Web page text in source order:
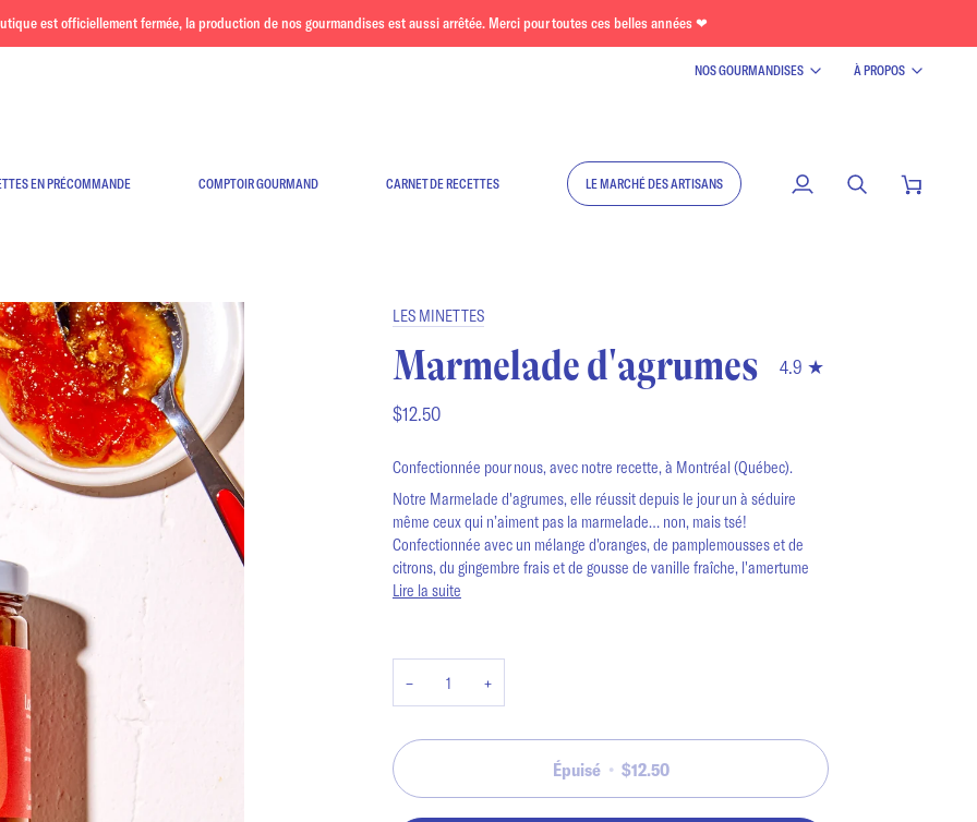
est officiellement fermée, la production de nos gourmandises est aussi arrêtée. Merci pour toutes ces belles années ❤
NOS GOURMANDISES À PROPOS
EN PRÉCOMMANDE COMPTOIR GOURMAND CARNET DE RECETTES LE MARCHÉ DES ARTISANS
Mon
RecherchePanier
LES MINETTES
Marmelade d'agrumes
4.9
$12.50
Confectionnée pour nous, avec notre recette, à Montréal (Québec).
Notre Marmelade d'agrumes, elle réussit depuis le jour un à séduire
même ceux qui n’aiment pas la marmelade… non, mais tsé!
Confectionnée avec un mélange d'oranges, de pamplemousses et de
citrons, du gingembre frais et de gousse de vanille fraîche, l'amertume
Lire la suite
− +
Épuisé • $12.50